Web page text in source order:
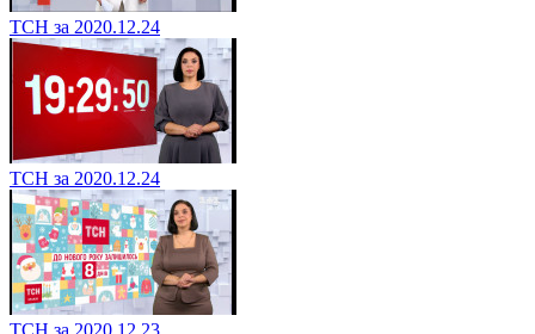
ТСН за 2020.12.24
ТСН за 2020.12.24
ТСН за 2020.12.23